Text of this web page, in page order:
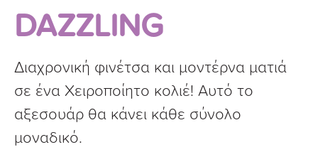
DAZZLING
Διαχρονική φινέτσα και μοντέρνα ματιά
σε ένα Χειροποίητο κολιέ! Αυτό το
αξεσουάρ θα κάνει κάθε σύνολο
μοναδικό.